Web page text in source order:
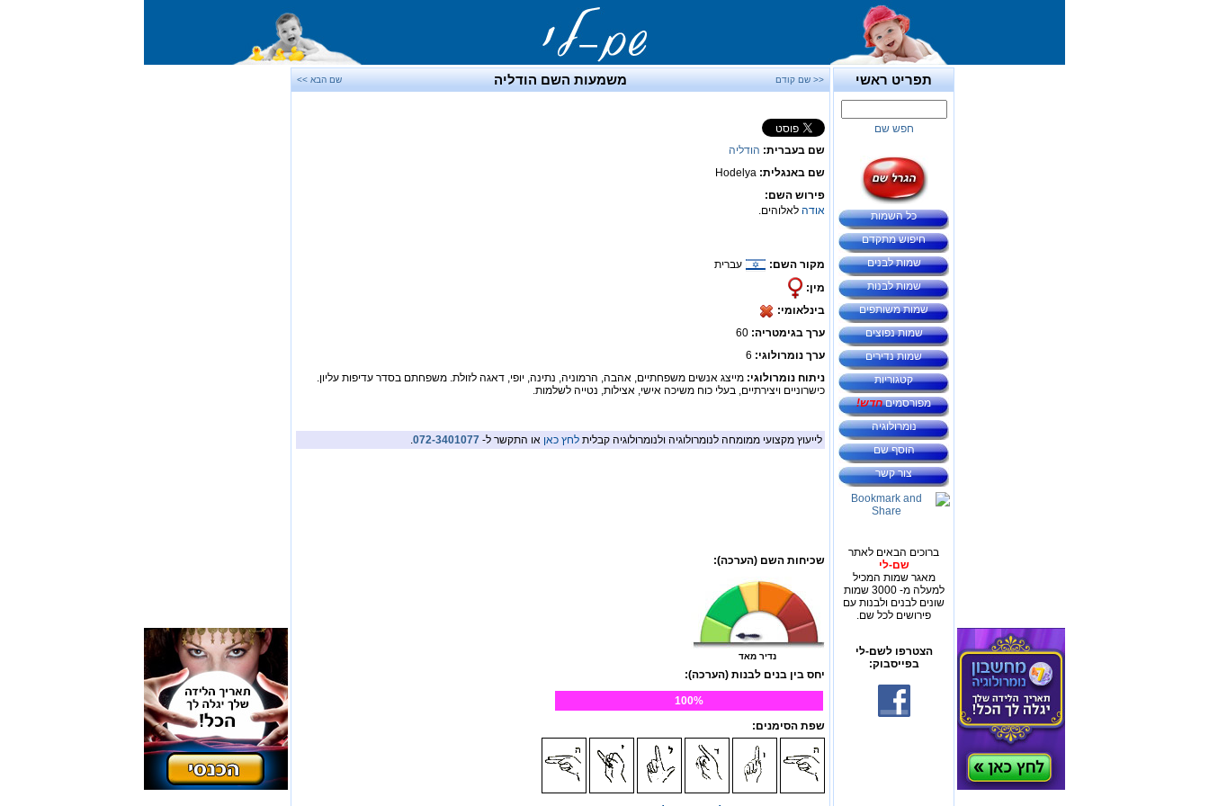
תפריט ראשי
חפש שם
כל השמות
חיפוש מתקדם
שמות לבנים
שמות לבנות
שמות משותפים
שמות נפוצים
שמות נדירים
קטגוריות
מפורסמיםחדש!
נומרולוגיה
הוסף שם
צור קשר
ברוכים הבאים לאתר
שם-לי
מאגר שמות המכיל
למעלה מ- 3000 שמות
שונים לבנים ולבנות עם
פירושים לכל שם.
הצטרפו לשם-לי
בפייסבוק:
<< שם קודם משמעות השם הודליה שם הבא >>
שם בעברית: הודליה
שם באנגלית: Hodelya
פירוש השם:
אודה לאלוהים.
מקור השם:
עברית
מין:
בינלאומי:
ערך בגימטריה:
ערך נומרולוגי: 6
ניתוח נומרולוגי: מייצג אנשים משפחתיים, אהבה, הרמוניה, נתינה, יופי, דאגה לזולת. משפחתם בסדר עדיפות עליון.
כישרוניים ויצירתיים, בעלי כוח משיכה אישי, אצילות, נטייה לשלמות.
לייעוץ מקצועי ממומחה לנומרולוגיה ולנומרולוגיה קבלית לחץ כאן או התקשר ל- 072-3401077
.
שכיחות השם (הערכה):
נדיר מאד
יחס בין בנים לבנות (הערכה):
100%
שפת הסימנים: